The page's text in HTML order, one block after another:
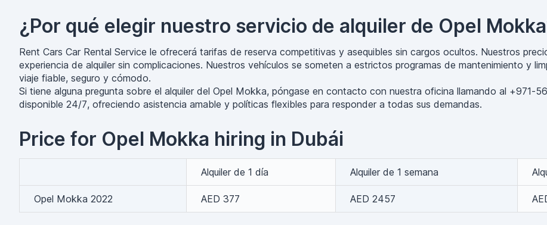
¿Por qué elegir nuestro servicio de alquiler de Opel
Rent Cars Car Rental Service le ofrecerá tarifas de reserva competitivas y asequibles sin cargos ocultos. Nuestros
experiencia de alquiler sin complicaciones. Nuestros vehículos se someten a estrictos programas de mantenimiento y
viaje fiable, seguro y cómodo.
Si tiene alguna pregunta sobre el alquiler del Opel Mokka, póngase en contacto con nuestra oficina llamando al
disponible 24/7, ofreciendo asistencia amable y políticas flexibles para responder a todas sus demandas.
Price for Opel Mokka hiring in Dubái
Alquiler de 1 día Alquiler de 1 semana
Opel Mokka 2022 AED 377 AED 2457